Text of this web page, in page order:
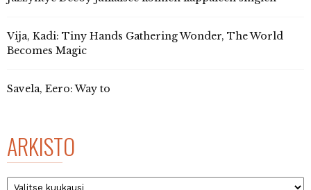
Vija, Kadi: Tiny Hands Gathering Wonder, The World
Becomes Magic
Savela, Eero: Way to
ARKISTO
Arkisto